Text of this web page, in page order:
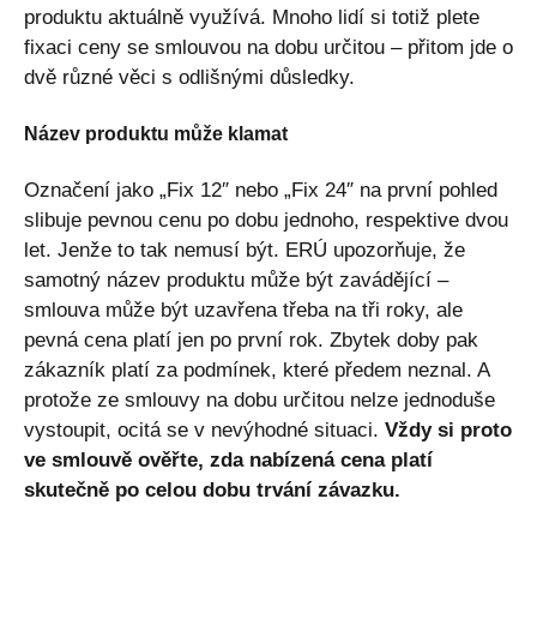
produktu aktuálně využívá. Mnoho lidí si totiž plete
fixaci ceny se smlouvou na dobu určitou – přitom jde o
dvě různé věci s odlišnými důsledky.
Název produktu může klamat
Označení jako „Fix 12″ nebo „Fix 24″ na první pohled
slibuje pevnou cenu po dobu jednoho, respektive dvou
let. Jenže to tak nemusí být. ERÚ upozorňuje, že
samotný název produktu může být zavádějící –
smlouva může být uzavřena třeba na tři roky, ale
pevná cena platí jen po první rok. Zbytek doby pak
zákazník platí za podmínek, které předem neznal. A
protože ze smlouvy na dobu určitou nelze jednoduše
vystoupit, ocitá se v nevýhodné situaci. Vždy si proto
ve smlouvě ověřte, zda nabízená cena platí
skutečně po celou dobu trvání závazku.